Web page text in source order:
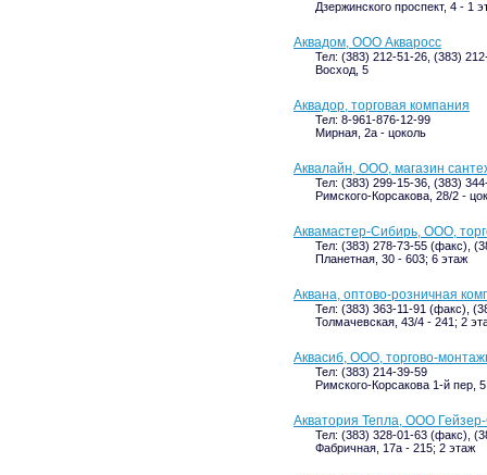
Дзержинского проспект, 4 - 1
Аквадом, ООО Акваросс
Тел: (383) 212-51-26, (383)
Восход, 5
Аквадор, торговая компания
Тел: 8-961-876-12-99
Мирная, 2а - цоколь
Аквалайн, ООО, магазин
Тел: (383) 299-15-36, (383)
Римского-Корсакова, 28/2 -
Аквамастер-Сибирь, ООО,
Тел: (383) 278-73-55 (факс),
Планетная, 30 - 603; 6 этаж
Аквана, оптово-розничная
Тел: (383) 363-11-91 (факс),
Толмачевская, 43/4 - 241; 2
Аквасиб, ООО, торгово-
Тел: (383) 214-39-59
Римского-Корсакова 1-й пер,
Акватория Тепла, ООО
Тел: (383) 328-01-63 (факс),
Фабричная, 17а - 215; 2 этаж